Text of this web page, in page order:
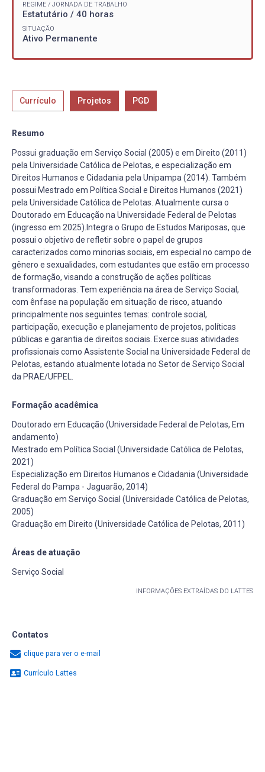
REGIME / JORNADA DE TRABALHO
Estatutário / 40 horas
SITUAÇÃO
Ativo Permanente
Currículo Projetos PGD
Resumo
Possui graduação em Serviço Social (2005) e em Direito (2011)
pela Universidade Católica de Pelotas, e especialização em
Direitos Humanos e Cidadania pela Unipampa (2014). Também
possui Mestrado em Política Social e Direitos Humanos (2021)
pela Universidade Católica de Pelotas. Atualmente cursa o
Doutorado em Educação na Universidade Federal de Pelotas
(ingresso em 2025).Integra o Grupo de Estudos Mariposas, que
possui o objetivo de refletir sobre o papel de grupos
caracterizados como minorias sociais, em especial no campo de
gênero e sexualidades, com estudantes que estão em processo
de formação, visando a construção de ações políticas
transformadoras. Tem experiência na área de Serviço Social,
com ênfase na população em situação de risco, atuando
principalmente nos seguintes temas: controle social,
participação, execução e planejamento de projetos, políticas
públicas e garantia de direitos sociais. Exerce suas atividades
profissionais como Assistente Social na Universidade Federal de
Pelotas, estando atualmente lotada no Setor de Serviço Social
da PRAE/UFPEL.
Formação acadêmica
Doutorado em Educação (Universidade Federal de Pelotas, Em
andamento)
Mestrado em Política Social (Universidade Católica de Pelotas,
2021)
Especialização em Direitos Humanos e Cidadania (Universidade
Federal do Pampa - Jaguarão, 2014)
Graduação em Serviço Social (Universidade Católica de Pelotas,
2005)
Graduação em Direito (Universidade Católica de Pelotas, 2011)
Áreas de atuação
Serviço Social
INFORMAÇÕES EXTRAÍDAS DO LATTES
Contatos
clique para ver o e-mail
Currículo Lattes